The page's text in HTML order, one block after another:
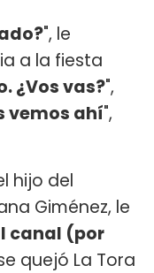
", le
a la fiesta
¿Vos vas?",
vemos ahí",
hijo del
Giménez, le
canal (por
quejó La Tora